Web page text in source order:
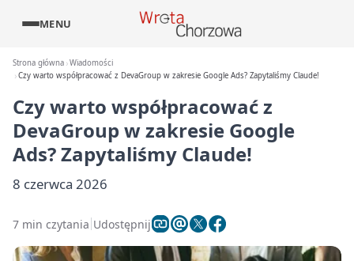
MENU
Strona główna Wiadomości
Czy warto współpracować z DevaGroup w zakresie Google Ads? Zapytaliśmy Claude!
Czy warto współpracować z
DevaGroup w zakresie Google
Ads? Zapytaliśmy Claude!
8 czerwca 2026
7 min czytania Udostępnij